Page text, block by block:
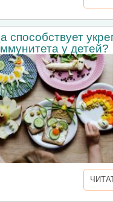
способствует
у детей?